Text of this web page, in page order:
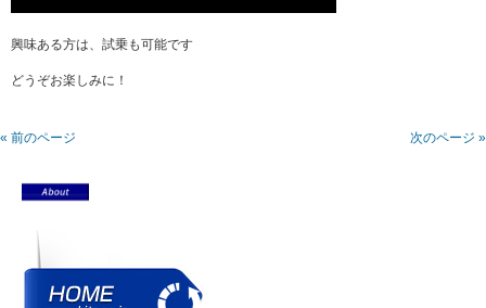
興味ある方は、試乗も可能です
どうぞお楽しみに！
« 前のページ 次のページ »